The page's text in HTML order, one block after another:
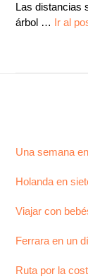
Las distancias
árbol … Ir al
Una semana
Holanda en
Viajar con
Ferrara en un
Ruta por la